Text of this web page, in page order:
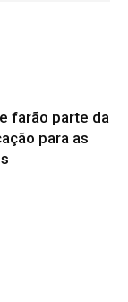
farão parte da
para as